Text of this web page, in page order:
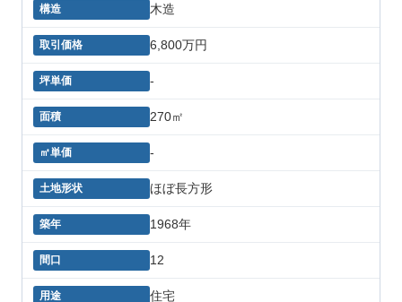
木造
6,800万円
-
270㎡
-
ほぼ長方形
1968年
12
住宅